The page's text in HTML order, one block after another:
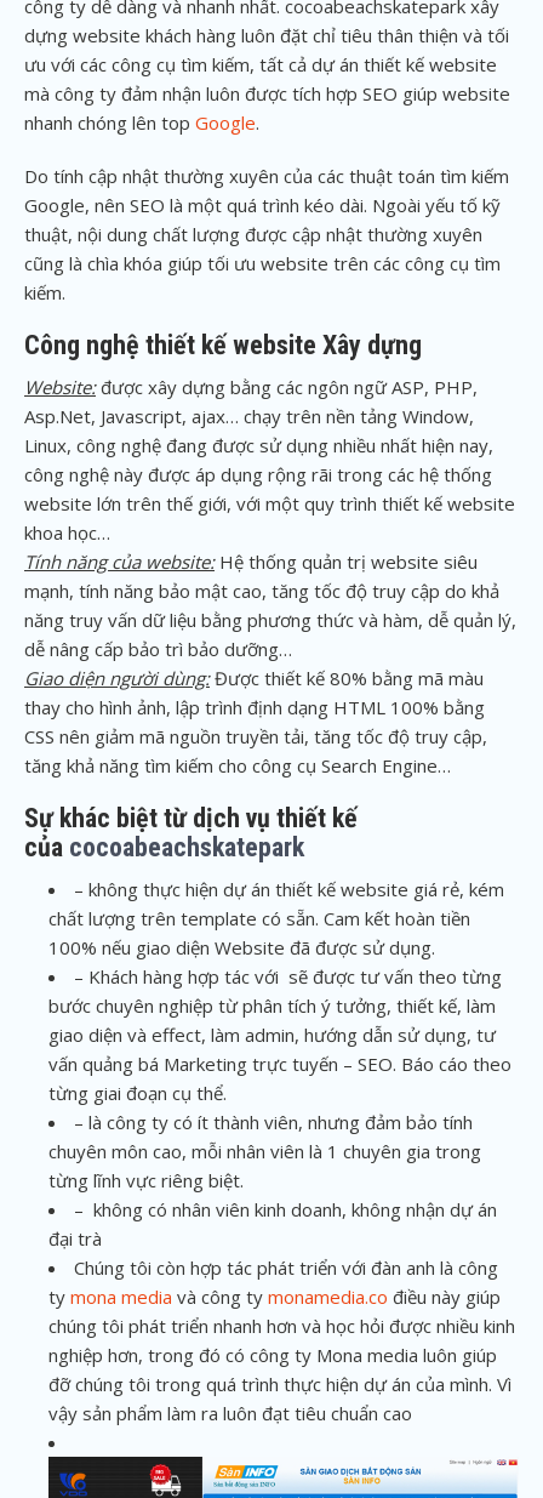
công ty dễ dàng và nhanh nhất. cocoabeachskatepark xây
dựng website khách hàng luôn đặt chỉ tiêu thân thiện và tối
ưu với các công cụ tìm kiếm, tất cả dự án thiết kế website
mà công ty đảm nhận luôn được tích hợp SEO giúp website
nhanh chóng lên top Google.
Do tính cập nhật thường xuyên của các thuật toán tìm kiếm
Google, nên SEO là một quá trình kéo dài. Ngoài yếu tố kỹ
thuật, nội dung chất lượng được cập nhật thường xuyên
cũng là chìa khóa giúp tối ưu website trên các công cụ tìm
kiếm.
Công nghệ thiết kế website Xây dựng
Website:được xây dựng bằng các ngôn ngữ ASP, PHP,
Asp.Net, Javascript, ajax… chạy trên nền tảng Window,
Linux, công nghệ đang được sử dụng nhiều nhất hiện nay,
công nghệ này được áp dụng rộng rãi trong các hệ thống
website lớn trên thế giới, với một quy trình thiết kế website
khoa học…
Tính năng của website:Hệ thống quản trị website siêu
mạnh, tính năng bảo mật cao, tăng tốc độ truy cập do khả
năng truy vấn dữ liệu bằng phương thức và hàm, dễ quản lý,
dễ nâng cấp bảo trì bảo dưỡng…
Giao diện người dùng:Được thiết kế 80% bằng mã màu
thay cho hình ảnh, lập trình định dạng HTML 100% bằng
CSS nên giảm mã nguồn truyền tải, tăng tốc độ truy cập,
tăng khả năng tìm kiếm cho công cụ Search Engine…
Sự khác biệt từ dịch vụ thiết kế
của cocoabeachskatepark
– không thực hiện dự án thiết kế website giá rẻ, kém
chất lượng trên template có sẵn. Cam kết hoàn tiền
100% nếu giao diện Website đã được sử dụng.
– Khách hàng hợp tác với sẽ được tư vấn theo từng
bước chuyên nghiệp từ phân tích ý tưởng, thiết kế, làm
giao diện và effect, làm admin, hướng dẫn sử dụng, tư
vấn quảng bá Marketing trực tuyến – SEO. Báo cáo theo
từng giai đoạn cụ thể.
– là công ty có ít thành viên, nhưng đảm bảo tính
chuyên môn cao, mỗi nhân viên là 1 chuyên gia trong
từng lĩnh vực riêng biệt.
– không có nhân viên kinh doanh, không nhận dự án
đại trà
Chúng tôi còn hợp tác phát triển với đàn anh là công
ty mona media và công ty monamedia.co điều này giúp
chúng tôi phát triển nhanh hơn và học hỏi được nhiều kinh
nghiệp hơn, trong đó có công ty Mona media luôn giúp
đỡ chúng tôi trong quá trình thực hiện dự án của mình. Vì
vậy sản phẩm làm ra luôn đạt tiêu chuẩn cao